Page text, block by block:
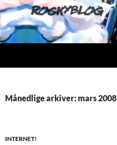
Hopp
til
innhold
Månedlige arkiver: mars 2008
INTERNET!